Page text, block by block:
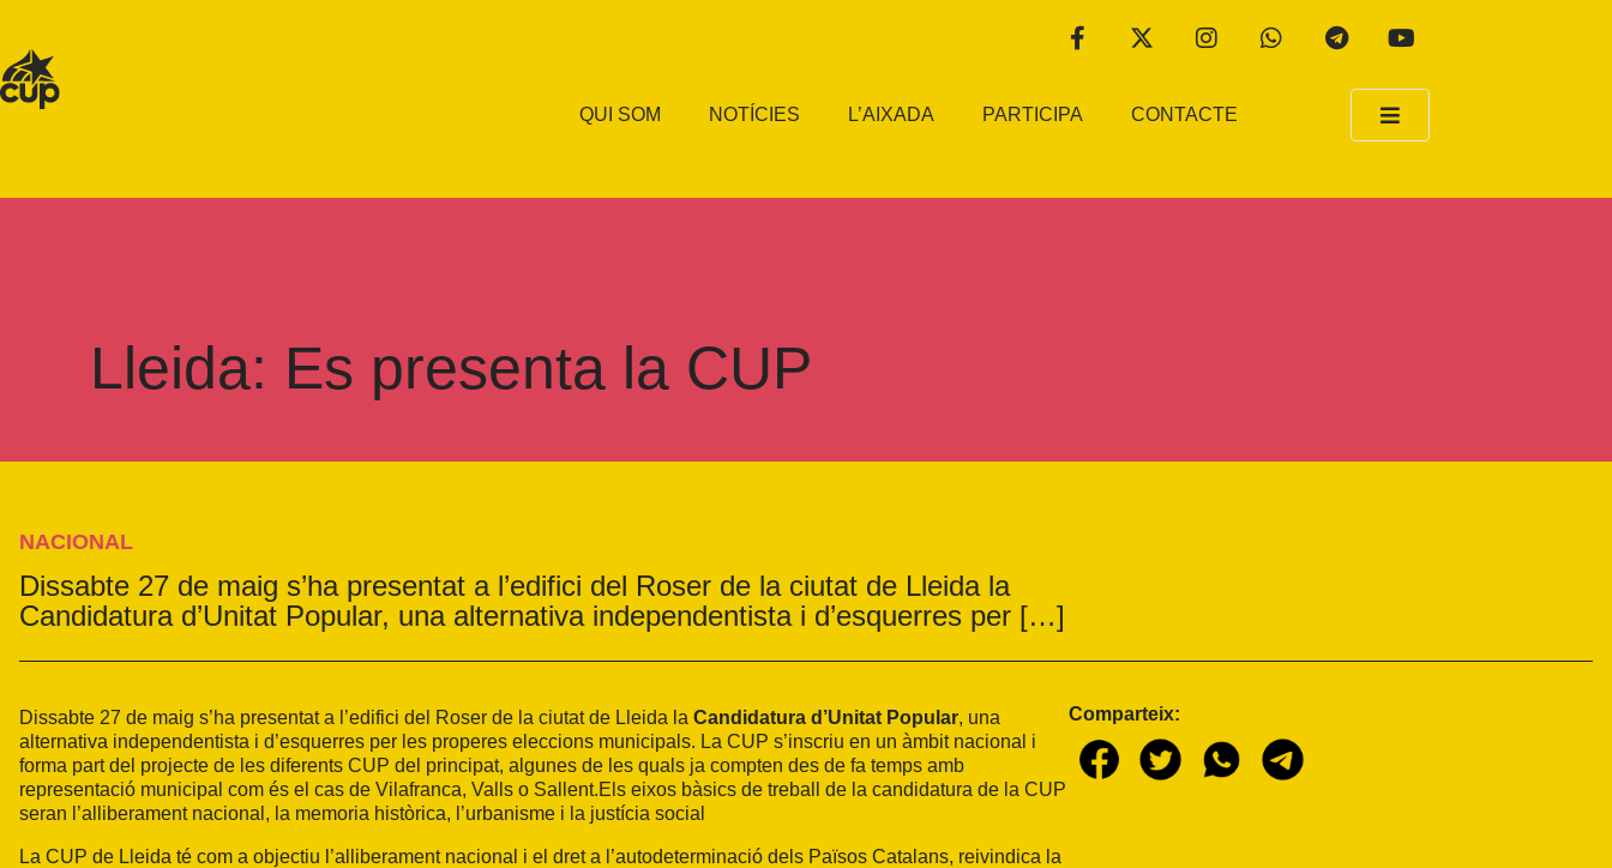
QUI SOM NOTÍCIES L’AIXADA PARTICIPA CONTACTE
Lleida: Es presenta la CUP
NACIONAL
Dissabte 27 de maig s’ha presentat a l’edifici del Roser de la ciutat de Lleida la
Candidatura d’Unitat Popular, una alternativa independentista i d’esquerres per […]
Dissabte 27 de maig s’ha presentat a l’edifici del Roser de la ciutat de Lleida la Candidatura d’Unitat Popular, una
alternativa independentista i d’esquerres per les properes eleccions municipals. La CUP s’inscriu en un àmbit nacional i
forma part del projecte de les diferents CUP del principat, algunes de les quals ja compten des de fa temps amb
representació municipal com és el cas de Vilafranca, Valls o Sallent.Els eixos bàsics de treball de la candidatura de la CUP
seran l’alliberament nacional, la memoria històrica, l’urbanisme i la justícia social
La CUP de Lleida té com a objectiu l’alliberament nacional i el dret a l’autodeterminació dels Països Catalans, reivindica la
Comparteix: